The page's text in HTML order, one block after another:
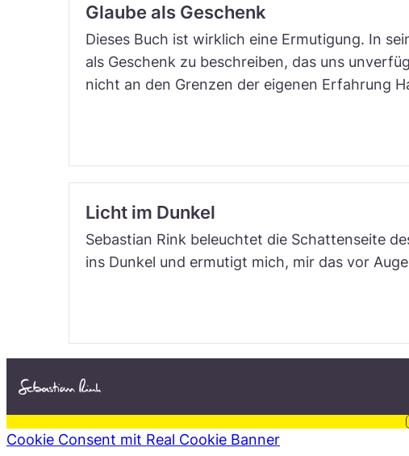
Glaube als Geschenk
Dieses Buch ist wirklich eine Ermutigung. In
als Geschenk zu beschreiben, das uns
nicht an den Grenzen der eigenen Erfahrung
Licht im Dunkel
Sebastian Rink beleuchtet die Schattenseite
ins Dunkel und ermutigt mich, mir das vor
Cookie Consent mit Real Cookie Banner